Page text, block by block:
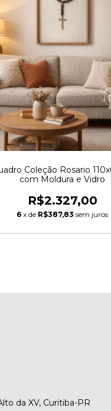
Coleção Rosario
com Moldura e Vidro
R$2.327,00
6 x de R$387,83 sem juros
da XV, Curitiba-PR